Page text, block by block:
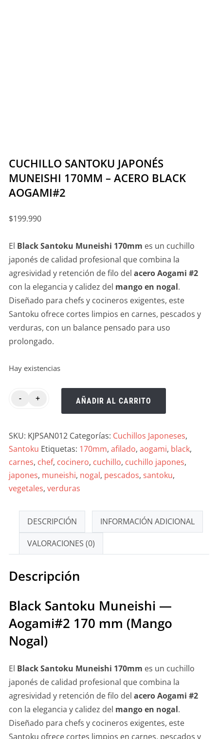
CUCHILLO SANTOKU JAPONÉS
MUNEISHI 170MM – ACERO BLACK
AOGAMI#2
$199.990
El Black Santoku Muneishi 170mm es un cuchillo
japonés de calidad profesional que combina la
agresividad y retención de filo del acero Aogami #2
con la elegancia y calidez del mango en nogal.
Diseñado para chefs y cocineros exigentes, este
Santoku ofrece cortes limpios en carnes, pescados y
verduras, con un balance pensado para uso
prolongado.
Hay existencias
- + AÑADIR AL CARRITO
SKU: KJPSAN012 Categorías: Cuchillos Japoneses,
Santoku Etiquetas: 170mm, afilado, aogami, black,
carnes, chef, cocinero, cuchillo, cuchillo japones,
japones, muneishi, nogal, pescados, santoku,
vegetales, verduras
DESCRIPCIÓN INFORMACIÓN ADICIONAL
VALORACIONES (0)
Descripción
Black Santoku Muneishi —
Aogami#2 170 mm (Mango
Nogal)
El Black Santoku Muneishi 170mm es un cuchillo
japonés de calidad profesional que combina la
agresividad y retención de filo del acero Aogami #2
con la elegancia y calidez del mango en nogal.
Diseñado para chefs y cocineros exigentes, este
Santoku ofrece cortes limpios en carnes, pescados y